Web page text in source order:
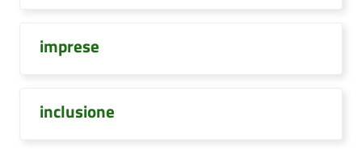
imprese
inclusione